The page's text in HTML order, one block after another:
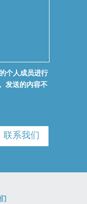
个人成员进行
发送的内容不
联系我们